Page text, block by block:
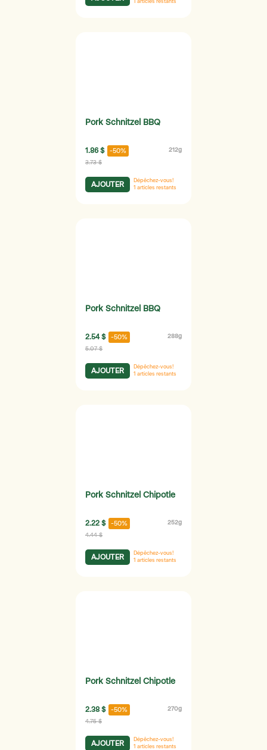
articles restants
Pork Schnitzel BBQ
1.86 $ -50% 212g
3.73 $
AJOUTER
Dépêchez-vous!
1 articles restants
Pork Schnitzel BBQ
2.54 $ -50% 288g
5.07 $
AJOUTER
Dépêchez-vous!
1 articles restants
Pork Schnitzel Chipotle
2.22 $ -50% 252g
4.44 $
AJOUTER
Dépêchez-vous!
1 articles restants
Pork Schnitzel Chipotle
2.38 $ -50% 270g
4.75 $
AJOUTER
Dépêchez-vous!
1 articles restants